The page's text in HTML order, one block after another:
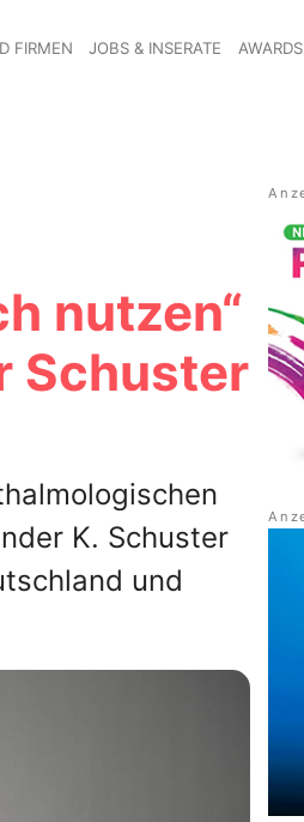
FIRMEN JOBS & INSERATE AWARDS
nutzen“
Schuster
K. Schuster
und